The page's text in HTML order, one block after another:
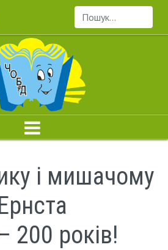
Пошук...
і мишачому
200 років!